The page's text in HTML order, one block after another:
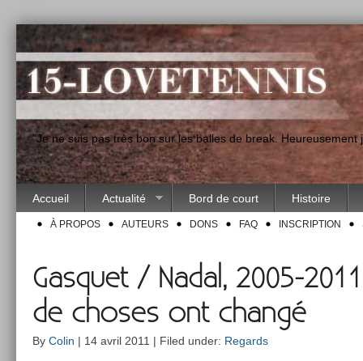
"Je ne suis pas très bon sur les balles de break.
Accueil Actualité Bord de court Histoire
À PROPOS AUTEURS DONS FAQ INSCRIPTION
Gasquet / Nadal, 2005-
de choses ont changé
By Colin | 14 avril 2011 | Filed under: Regards